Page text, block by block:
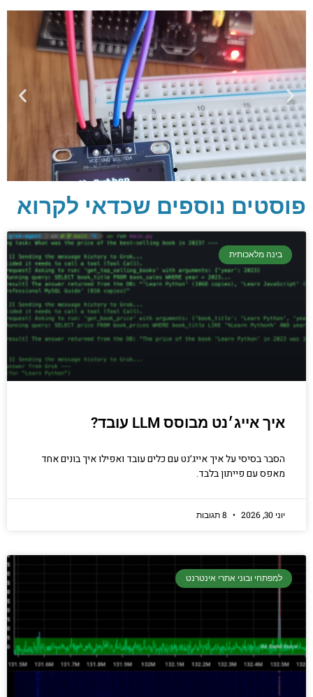
פוסטים נוספים שכדאי לקרוא
בינה מלאכותית
איך אייג׳נט מבוסס LLM עובד?
הסבר בסיסי על איך אייג׳נט עם כלים עובד ואפילו איך בונים אחד
מאפס עם פייתון בלבד.
יוני 30, 2026
למפתחי ובוני אתרי אינטרנט